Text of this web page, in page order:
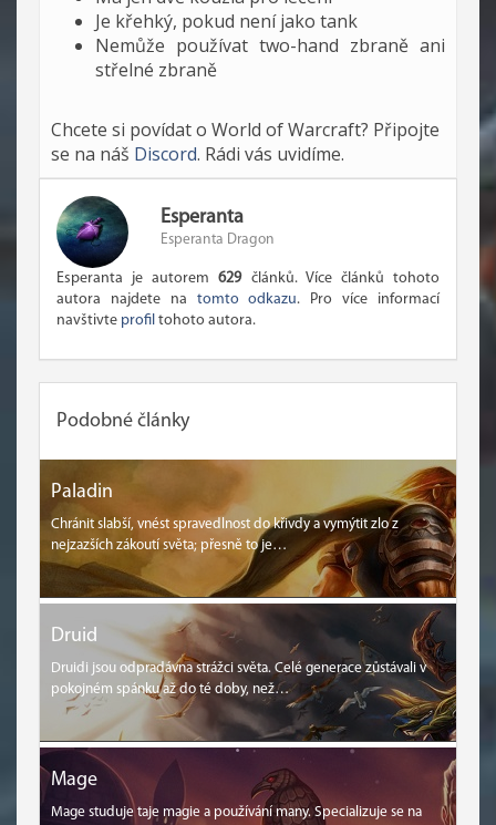
Je křehký, pokud není jako tank
Nemůže používat two-hand zbraně ani
střelné zbraně
Chcete si povídat o World of Warcraft? Připojte
se na náš Discord. Rádi vás uvidíme.
Esperanta
Esperanta Dragon
Esperanta je autorem629článků. Více článků tohoto
autora najdete na tomto odkazu. Pro více informací
navštivte profil tohoto autora.
Podobné články
Paladin
Chránit slabší, vnést spravedlnost do křivdy a vymýtit zlo z
nejzazších zákoutí světa; přesně to je…
Druid
Druidi jsou odpradávna strážci světa. Celé generace zůstávali v
pokojném spánku až do té doby, než…
Mage
Mage studuje taje magie a používání many. Specializuje se na